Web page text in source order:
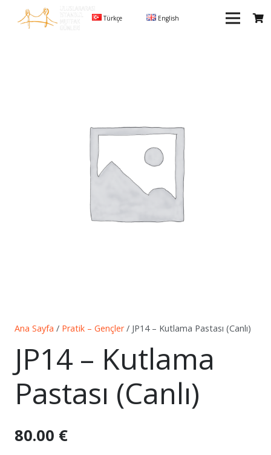
Türkçe English
Ana Sayfa / Pratik – Gençler/ JP14 – Kutlama Pastası (Canlı)
JP14 – Kutlama
Pastası (Canlı)
80.00 €